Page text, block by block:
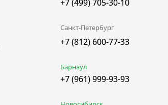
+7 (499) 705-30-10
Санкт-Петербург
+7 (812) 600-77-33
Барнаул
+7 (961) 999-93-93